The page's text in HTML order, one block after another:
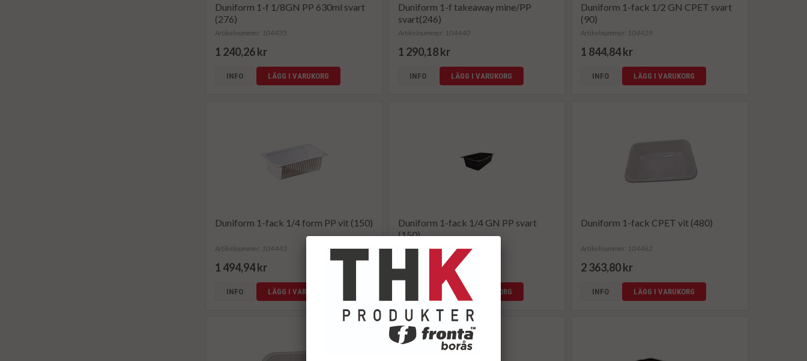
Duniform 1-f 1/8GN PP 630ml svart
(276)
Artikelnummer: 104435
1 240,26 kr
INFO LÄGG I VARUKORG
Duniform 1-f takeaway mine/PP
svart(246)
Artikelnummer: 104440
1 290,18 kr
INFO LÄGG I VARUKORG
Duniform 1-fack 1/2 GN CPET svart
(90)
Artikelnummer: 104429
1 844,84 kr
INFO LÄGG I VARUKORG
Duniform 1-fack 1/4 form PP vit (150)
Artikelnummer: 104443
1 494,94 kr
INFO LÄGG I VARUKORG
Duniform 1-fack 1/4 GN PP svart
(150)
Artikelnummer: 104467
1 494,94 kr
LÄGG I VARUKORG
Duniform 1-fack CPET vit (480)
Artikelnummer: 104462
2 363,80 kr
INFO LÄGG I VARUKORG